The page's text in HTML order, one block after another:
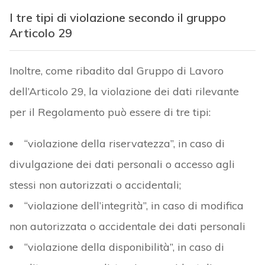
I tre tipi di violazione secondo il gruppo
Articolo 29
Inoltre, come ribadito dal Gruppo di Lavoro
dell’Articolo 29, la violazione dei dati rilevante
per il Regolamento può essere di tre tipi:
“violazione della riservatezza”, in caso di
divulgazione dei dati personali o accesso agli
stessi non autorizzati o accidentali;
“violazione dell’integrità”, in caso di modifica
non autorizzata o accidentale dei dati personali
“violazione della disponibilità”, in caso di